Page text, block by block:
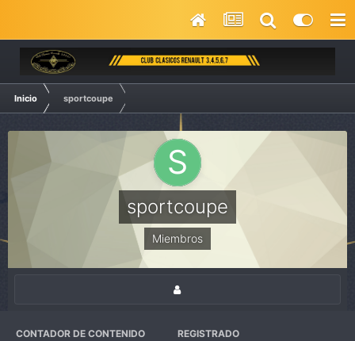
Inicio sportcoupe
sportcoupe
Miembros
CONTADOR DE CONTENIDO REGISTRADO